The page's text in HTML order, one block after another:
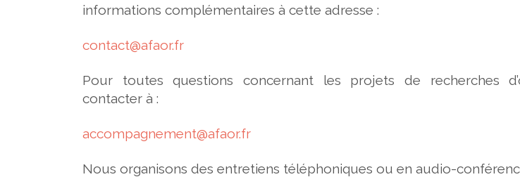
informations complémentaires à cette adresse :
contact@afaor.fr
Pour toutes questions concernant les projets de recherches
contacter à :
accompagnement@afaor.fr
Nous organisons des entretiens téléphoniques ou en audio-